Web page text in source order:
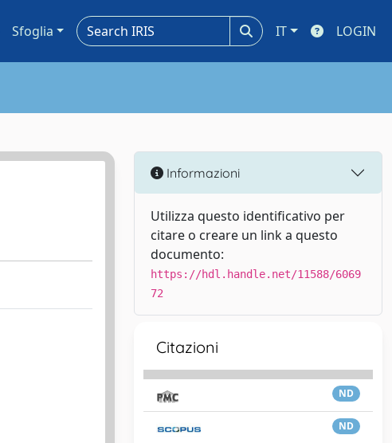
Sfoglia IT LOGIN
Informazioni
Utilizza questo identificativo per
citare o creare un link a questo
documento:
https://hdl.handle.net/11588/6069
72
Citazioni
ND
ND